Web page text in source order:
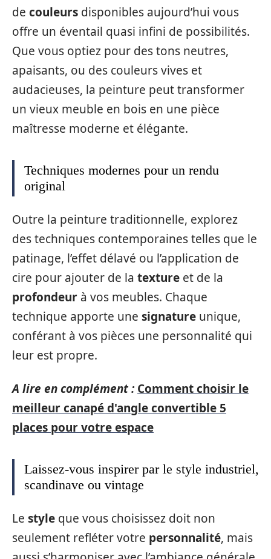
de couleurs disponibles aujourd’hui vous
offre un éventail quasi infini de possibilités.
Que vous optiez pour des tons neutres,
apaisants, ou des couleurs vives et
audacieuses, la peinture peut transformer
un vieux meuble en bois en une pièce
maîtresse moderne et élégante.
Techniques modernes pour un rendu
original
Outre la peinture traditionnelle, explorez
des techniques contemporaines telles que le
patinage, l’effet délavé ou l’application de
cire pour ajouter de la texture et de la
profondeur à vos meubles. Chaque
technique apporte une signature unique,
conférant à vos pièces une personnalité qui
leur est propre.
A lire en complément : Comment choisir le
meilleur canapé d'angle convertible 5
places pour votre espace
Laissez-vous inspirer par le style industriel,
scandinave ou vintage
Le style que vous choisissez doit non
seulement refléter votre personnalité, mais